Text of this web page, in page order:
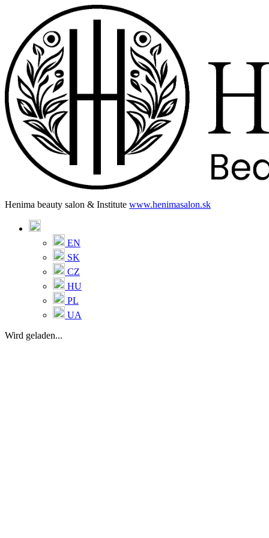
Henima beauty salon & Institute www.henimasalon.sk
EN
SK
CZ
HU
PL
UA
Wird geladen...